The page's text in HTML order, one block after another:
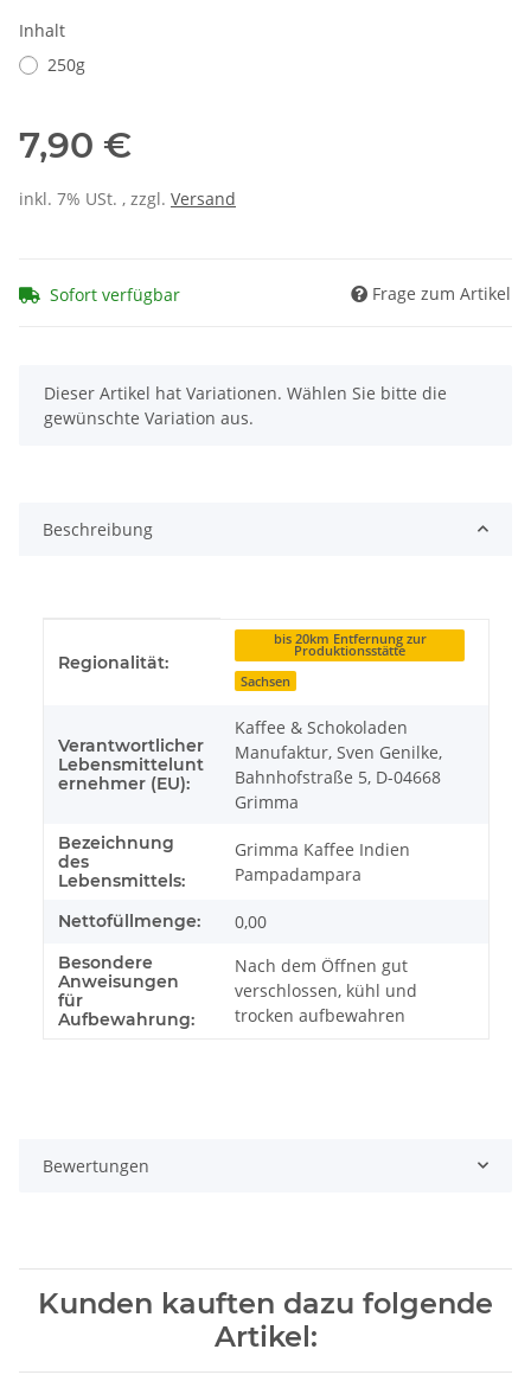
Inhalt
250g
7,90 €
inkl. 7% USt. , zzgl. Versand
Sofort verfügbar Frage zum Artikel
x
Dieser Artikel hat Variationen. Wählen Sie bitte die
gewünschte Variation aus.
Beschreibung
Regionalität:
bis 20km Entfernung zur
Produktionsstätte
Sachsen
Verantwortlicher
Lebensmittelunt
ernehmer (EU):
Kaffee & Schokoladen
Manufaktur, Sven Genilke,
Bahnhofstraße 5, D-04668
Grimma
Bezeichnung
des
Lebensmittels:
Grimma Kaffee Indien
Pampadampara
Nettofüllmenge: 0,00
Besondere
Anweisungen
für
Aufbewahrung:
Nach dem Öffnen gut
verschlossen, kühl und
trocken aufbewahren
Bewertungen
Kunden kauften dazu folgende
Artikel: